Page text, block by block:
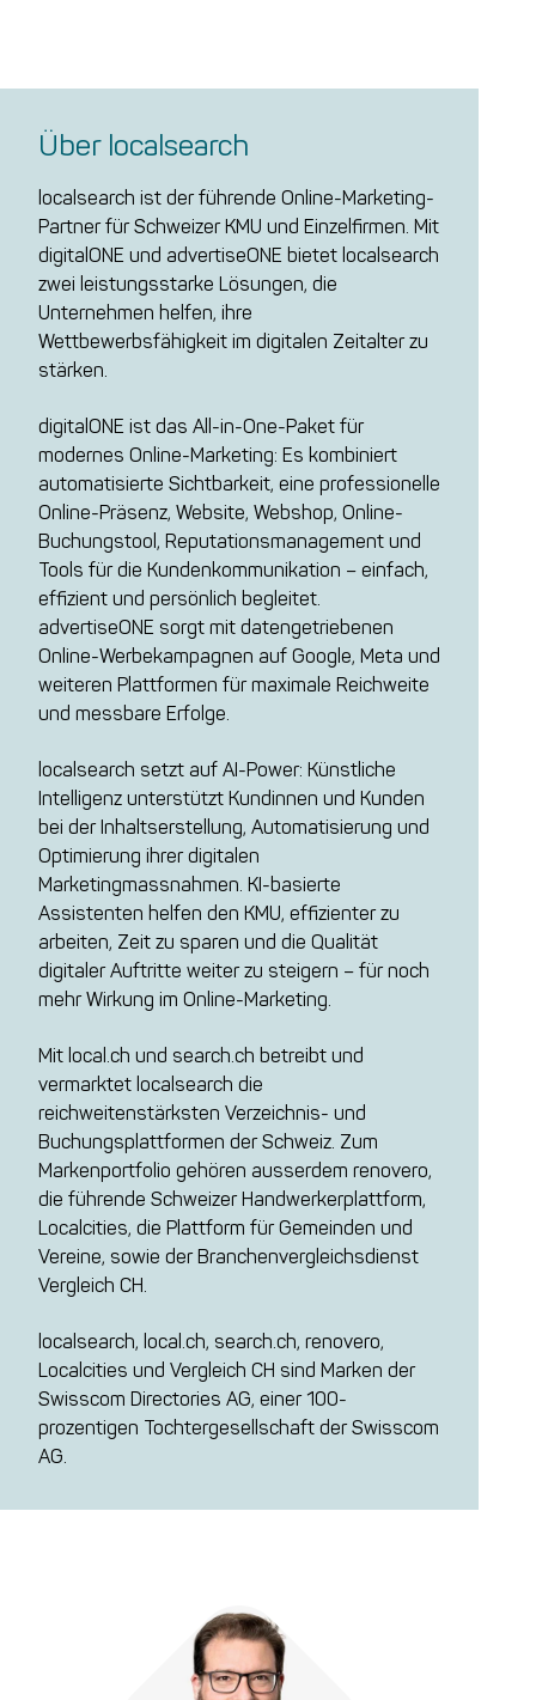
Über localsearch
localsearch ist der führende Online-Marketing-
Partner für Schweizer KMU und Einzelfirmen. Mit
digitalONE und advertiseONE bietet localsearch
zwei leistungsstarke Lösungen, die
Unternehmen helfen, ihre
Wettbewerbsfähigkeit im digitalen Zeitalter zu
stärken.
digitalONE ist das All-in-One-Paket für
modernes Online-Marketing: Es kombiniert
automatisierte Sichtbarkeit, eine professionelle
Online-Präsenz, Website, Webshop, Online-
Buchungstool, Reputationsmanagement und
Tools für die Kundenkommunikation – einfach,
effizient und persönlich begleitet.
advertiseONE sorgt mit datengetriebenen
Online-Werbekampagnen auf Google, Meta und
weiteren Plattformen für maximale Reichweite
und messbare Erfolge.
localsearch setzt auf AI-Power: Künstliche
Intelligenz unterstützt Kundinnen und Kunden
bei der Inhaltserstellung, Automatisierung und
Optimierung ihrer digitalen
Marketingmassnahmen. KI-basierte
Assistenten helfen den KMU, effizienter zu
arbeiten, Zeit zu sparen und die Qualität
digitaler Auftritte weiter zu steigern – für noch
mehr Wirkung im Online-Marketing.
Mit local.ch und search.ch betreibt und
vermarktet localsearch die
reichweitenstärksten Verzeichnis- und
Buchungsplattformen der Schweiz. Zum
Markenportfolio gehören ausserdem renovero,
die führende Schweizer Handwerkerplattform,
Localcities, die Plattform für Gemeinden und
Vereine, sowie der Branchenvergleichsdienst
Vergleich CH.
localsearch, local.ch, search.ch, renovero,
Localcities und Vergleich CH sind Marken der
Swisscom Directories AG, einer 100-
prozentigen Tochtergesellschaft der Swisscom
AG.